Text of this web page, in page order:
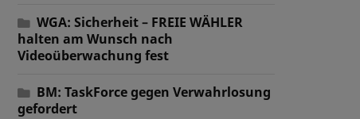
WGA: Sicherheit – FREIE WÄHLER
halten am Wunsch nach
Videoüberwachung fest
BM: TaskForce gegen Verwahrlosung
gefordert